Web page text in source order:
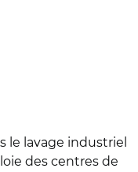
Facebook
sur Linkedin
page sur Twitter
cette page sur
le lavage industriel
des centres de